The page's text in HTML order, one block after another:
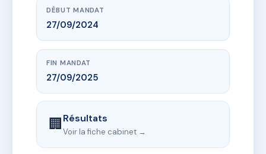
DÉBUT MANDAT
27/09/2024
FIN MANDAT
27/09/2025
🏢Résultats
Voir la fiche cabinet →